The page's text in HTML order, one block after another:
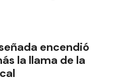
encendió
la llama de la